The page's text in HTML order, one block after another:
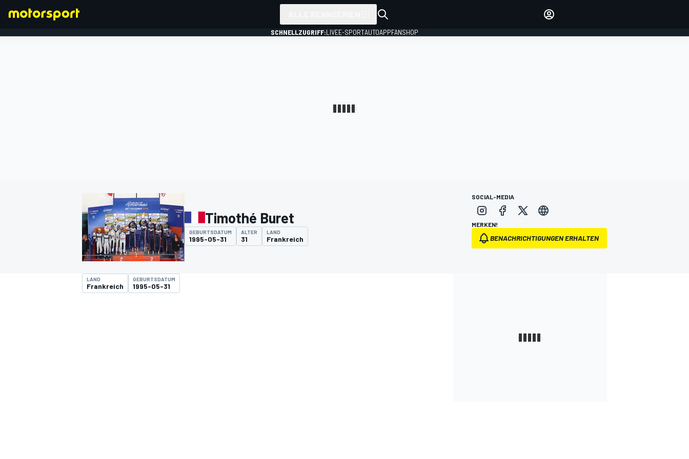
EINLOGGEN
SCHNELLZUGRIFF:LIVEE-SPORTAUTOAPPFANSHOP
Timothé Buret
GEBURTSDATUM
1995-05-31
ALTER
31
LAND
Frankreich
SOCIAL-MEDIA
MERKEN!
BENACHRICHTIGUNGEN ERHALTEN
LAND
Frankreich
GEBURTSDATUM
1995-05-31